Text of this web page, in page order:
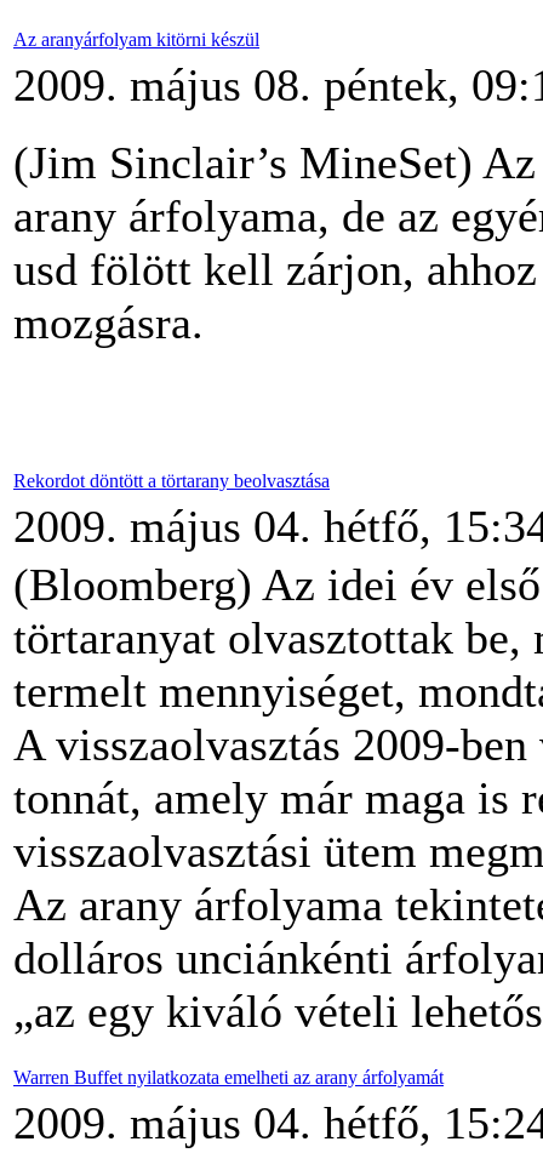
Az aranyárfolyam kitörni készül
2009. május 08. péntek,
(Jim Sinclair’s MineSet)
arany árfolyama, de az
usd fölött kell zárjon,
mozgásra.
Rekordot döntött a törtarany beolvasztása
2009. május 04. hétfő,
(Bloomberg) Az idei év
törtaranyat olvasztottak
termelt mennyiséget,
A visszaolvasztás 2009-
tonnát, amely már maga is
visszaolvasztási ütem
Az arany árfolyama
dolláros unciánkénti
„az egy kiváló vételi
Warren Buffet nyilatkozata emelheti az arany árfolyamát
2009. május 04. hétfő,